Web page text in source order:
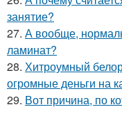
занятие?
27. А вообще,
ламинат?
28. Хитроумный
огромные деньги на
29. Вот причина, по